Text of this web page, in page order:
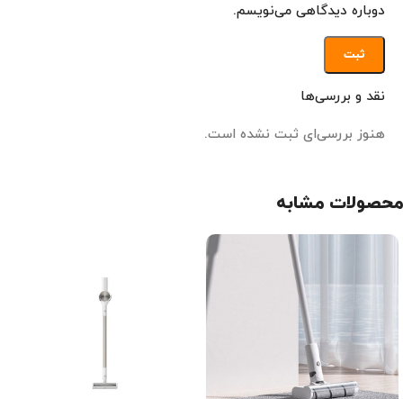
نقد و بررسی‌ها
هنوز بررسی‌ای ثبت نشده است.
دوباره دیدگاهی می‌نویسم.
محصولات مشابه